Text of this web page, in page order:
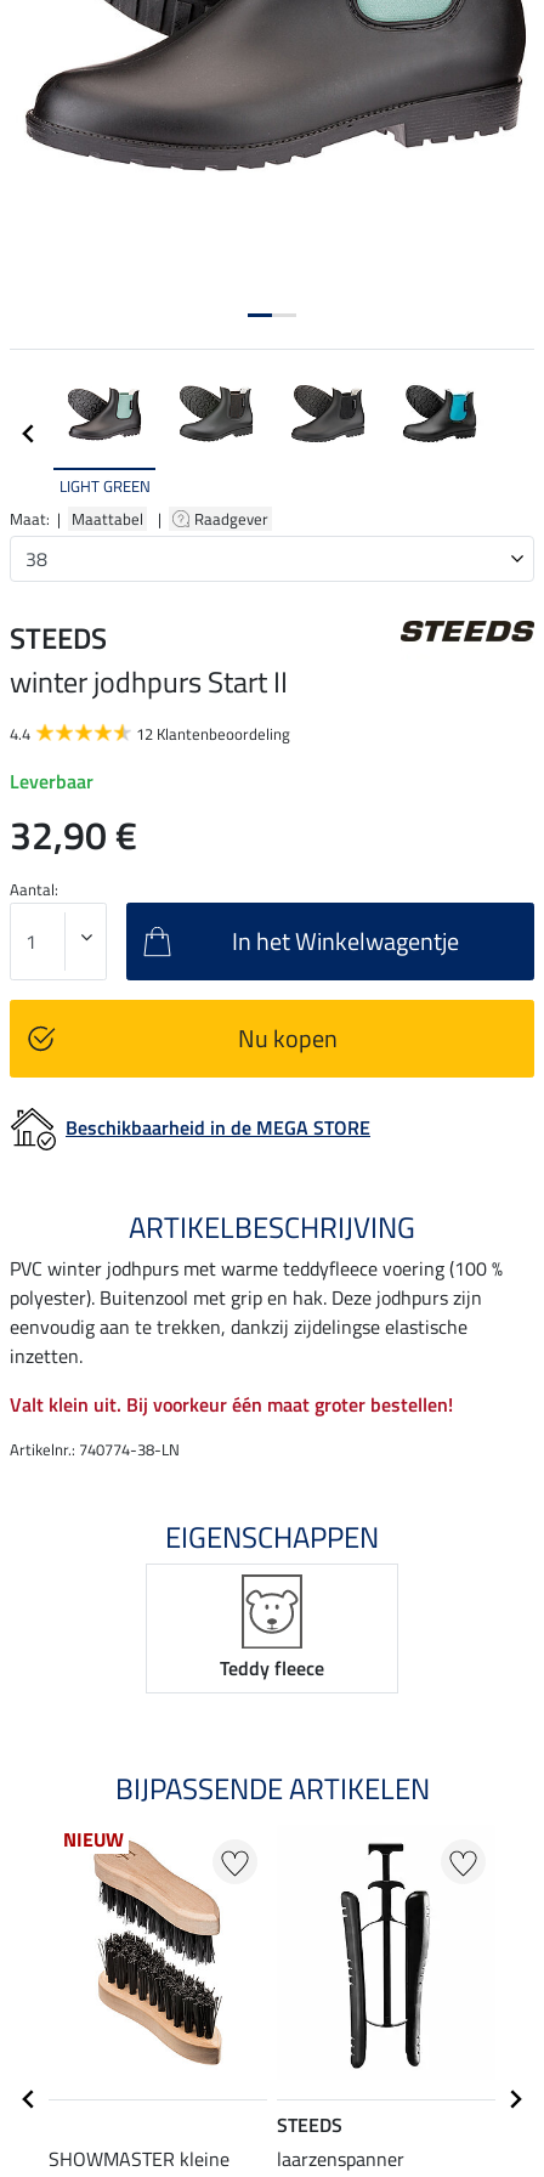
LIGHT GREEN
Maat: | Maattabel | Raadgever
STEEDS
winter jodhpurs Start II
4.4 12 Klantenbeoordeling
Leverbaar
32,90 €
Aantal:
In het Winkelwagentje
Nu kopen
Beschikbaarheid in de MEGA STORE
ARTIKELBESCHRIJVING
PVC winter jodhpurs met warme teddyfleece voering (100 %
polyester). Buitenzool met grip en hak. Deze jodhpurs zijn
eenvoudig aan te trekken, dankzij zijdelingse elastische
inzetten.
Valt klein uit. Bij voorkeur één maat groter bestellen!
Artikelnr.: 740774-38-LN
EIGENSCHAPPEN
Teddy fleece
BIJPASSENDE ARTIKELEN
NIEUW
SHOWMASTER kleine
STEEDS
laarzenspanner